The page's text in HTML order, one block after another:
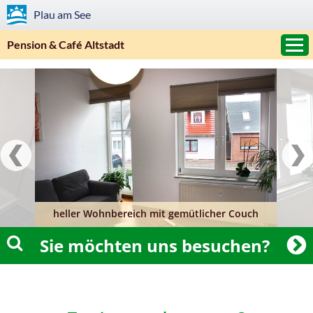
Plau am See
Pension & Café Altstadt
heller Wohnbereich mit gemütlicher Couch
Sie möchten uns besuchen?